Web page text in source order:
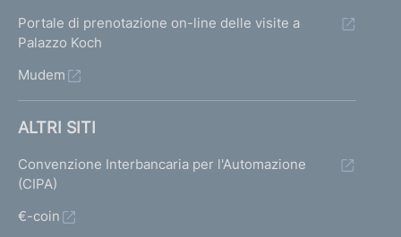
Portale di prenotazione on-line delle visite a
Palazzo Koch
Mudem
ALTRI SITI
Convenzione Interbancaria per l'Automazione
(CIPA)
€-coin